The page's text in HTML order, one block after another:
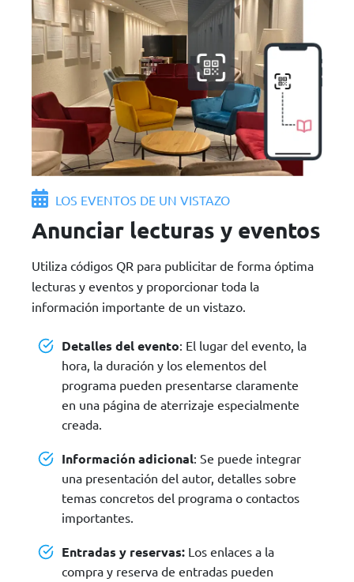
LOS EVENTOS DE UN VISTAZO
Anunciar lecturas y eventos
Utiliza códigos QR para publicitar de forma óptima
lecturas y eventos y proporcionar toda la
información importante de un vistazo.
Detalles del evento: El lugar del evento, la
hora, la duración y los elementos del
programa pueden presentarse claramente
en una página de aterrizaje especialmente
creada.
Información adicional: Se puede integrar
una presentación del autor, detalles sobre
temas concretos del programa o contactos
importantes.
Entradas y reservas: Los enlaces a la
compra y reserva de entradas pueden